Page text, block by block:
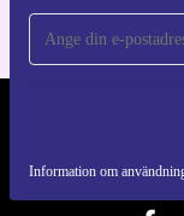
Information om